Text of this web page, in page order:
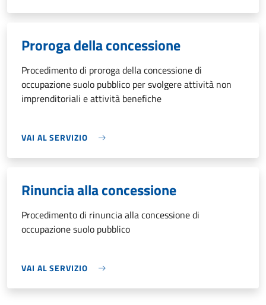
Proroga della concessione
Procedimento di proroga della concessione di
occupazione suolo pubblico per svolgere attività non
imprenditoriali e attività benefiche
VAI AL SERVIZIO
Rinuncia alla concessione
Procedimento di rinuncia alla concessione di
occupazione suolo pubblico
VAI AL SERVIZIO